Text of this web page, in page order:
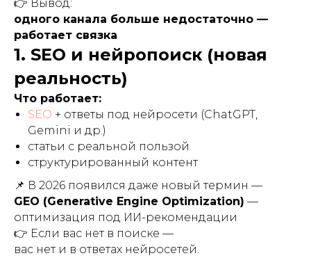
👉 Вывод:
одного канала больше недостаточно —
работает связка
1. SEO и нейропоиск (новая
реальность)
Что работает:
SEO + ответы под нейросети (ChatGPT,
Gemini и др.)
статьи с реальной пользой
структурированный контент
📌 В 2026 появился даже новый термин —
GEO (Generative Engine Optimization) —
оптимизация под ИИ-рекомендации
👉 Если вас нет в поиске —
вас нет и в ответах нейросетей.